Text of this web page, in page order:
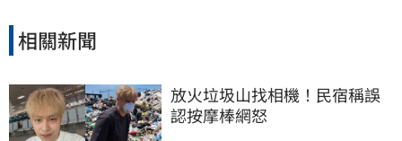
相關新聞
放火垃圾山找相機！民宿稱誤
認按摩棒網怒